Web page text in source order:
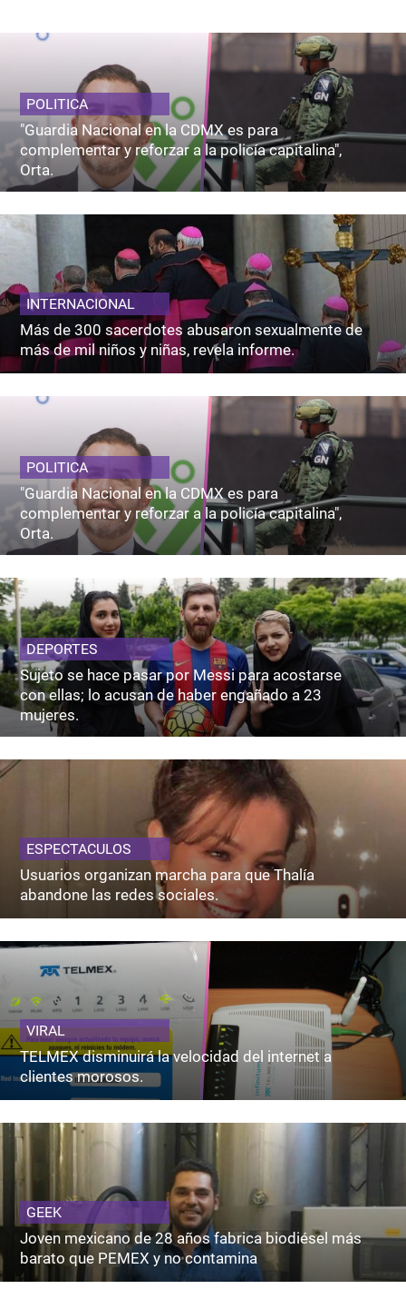
POLITICA
"Guardia Nacional en la CDMX es para
complementar y reforzar a la policía capitalina",
Orta.
INTERNACIONAL
Más de 300 sacerdotes abusaron sexualmente de
más de mil niños y niñas, revela informe.
POLITICA
"Guardia Nacional en la CDMX es para
complementar y reforzar a la policía capitalina",
Orta.
DEPORTES
Sujeto se hace pasar por Messi para acostarse
con ellas; lo acusan de haber engañado a 23
mujeres.
ESPECTACULOS
Usuarios organizan marcha para que Thalía
abandone las redes sociales.
VIRAL
TELMEX disminuirá la velocidad del internet a
clientes morosos.
GEEK
Joven mexicano de 28 años fabrica biodiésel más
barato que PEMEX y no contamina